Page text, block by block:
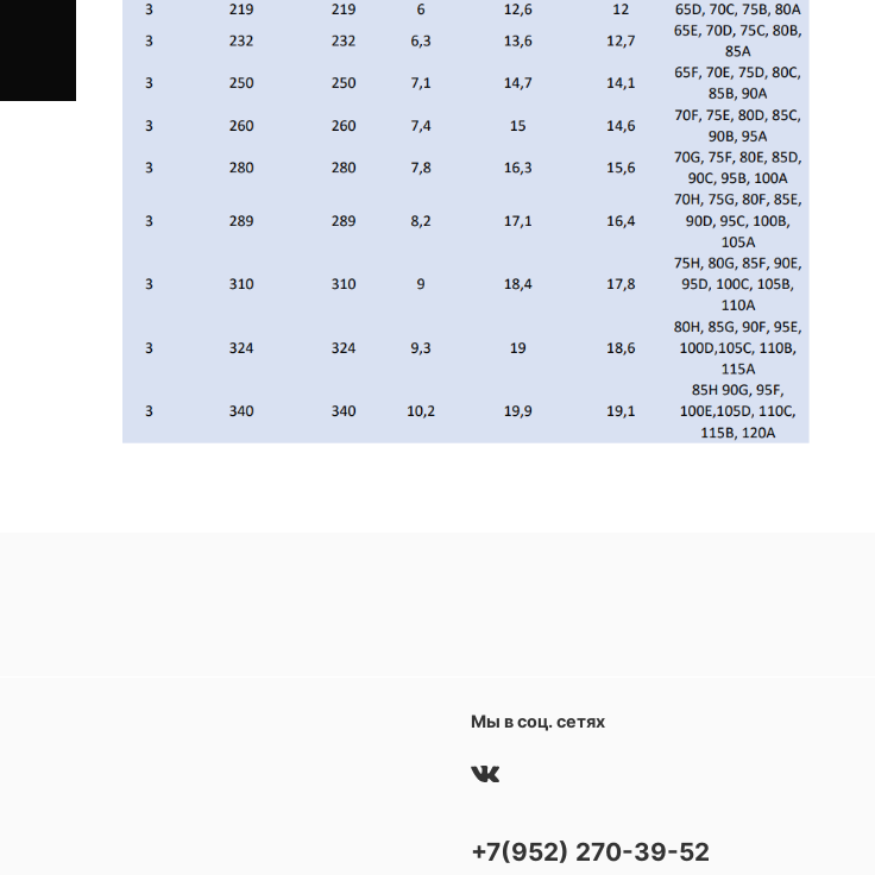
Мы в соц. сетях
+7(952) 270-39-52